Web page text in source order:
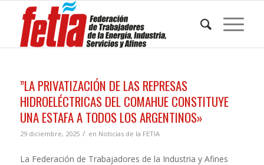
”LA PRIVATIZACIÓN DE LAS REPRESAS
HIDROELÉCTRICAS DEL COMAHUE CONSTITUYE
UNA ESTAFA A TODOS LOS ARGENTINOS»
29 diciembre, 2025 / en Noticias de la FETIA
La Federación de Trabajadores de la Industria y Afines